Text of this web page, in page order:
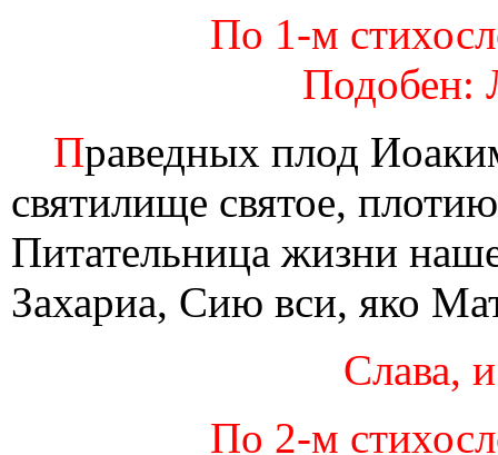
По 1-м
Подобен:
Праведных плод
святилище святое,
Питательница жизни
Захариа, Сию вси, яко
Слава,
По 2-м